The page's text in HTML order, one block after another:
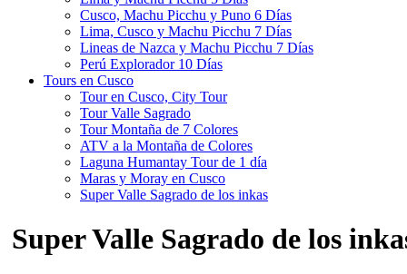
Cusco, Machu Picchu y Puno 6 Días
Lima, Cusco y Machu Picchu 7 Días
Lineas de Nazca y Machu Picchu 7 Días
Perú Explorador 10 Días
Tours en Cusco
Tour en Cusco, City Tour
Tour Valle Sagrado
Tour Montaña de 7 Colores
ATV a la Montaña de Colores
Laguna Humantay Tour de 1 día
Maras y Moray en Cusco
Super Valle Sagrado de los inkas
Super Valle Sagrado de los